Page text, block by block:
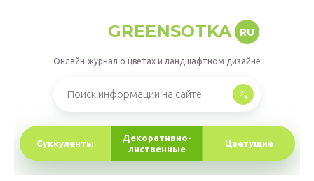
GREENSOTKA RU
Онлайн-журнал о цветах и ландшафтном дизайне
Суккуленты
Декоративно-
лиственные
Цветущие